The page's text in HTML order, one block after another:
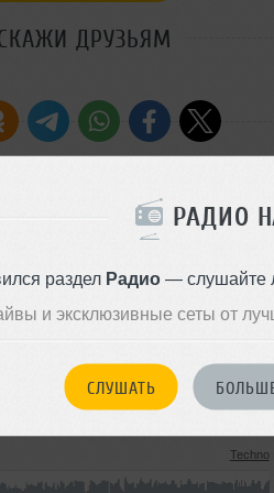
РАДИО
раздел Радио— слушайте
и эксклюзивные сеты от
СЛУШАТЬ
ДРУЗЬЯМ
Tech House
141 MB, 320 kbps MP3 7
16 декабря 2021
Techno